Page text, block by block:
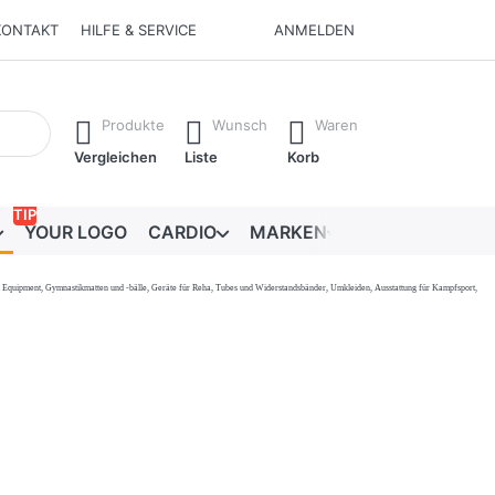
HILFE & SERVICE ANMELDEN
Drücken Sie die Eingabetaste, um alle Ergebnisse
Produkte
Vergleichen
Wunsch
Liste
Waren
Korb
YOUR LOGO
TIP
CARDIO MARKEN
Gymnastikmatten und -bälle, Geräte für Reha, Tubes und Widerstandsbänder, Umkleiden, Ausstattung für Kampfsport,